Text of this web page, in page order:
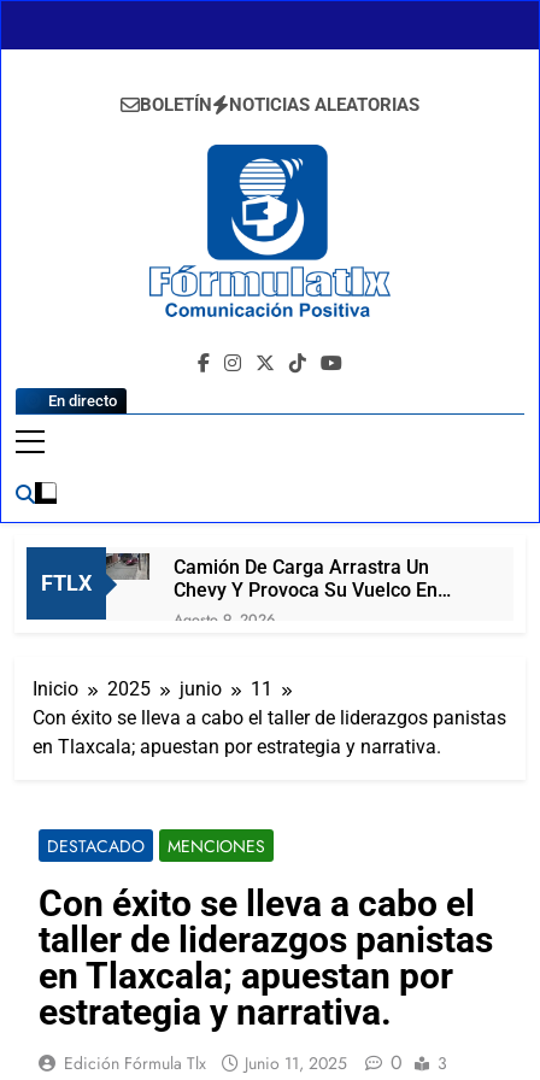
BOLETÍN NOTICIAS ALEATORIAS
En directo
FormulaTlx
Comunicación Positiva
FTLX
Camión De Carga Arrastra Un
Chevy Y Provoca Su Vuelco En
Michoacán
Agosto 9, 2026
policía para detenerla
Agosto 9, 2026
Captan a vandalos pintando
postes de alumbrado público en
carrera de las carcachas en
Huamantla
Agosto 9, 2026
Con las y los jóvenes defendemos
la soberanía y construimos el futuro
de México: Ana Lilia Rivera
Agosto 9, 2026
Resalta Ana Lucía Arce aprobación
de cuenta pública 2025 de SPM;
observaciones serán subsanadas
Agosto 8, 2026
y se convierte en foca aplaudidora
Inicio 2025 junio
11
Con éxito se lleva a cabo el taller de liderazgos panistas
en Tlaxcala; apuestan por estrategia y narrativa.
DESTACADO MENCIONES
Con éxito se lleva a cabo el
taller de liderazgos panistas
en Tlaxcala; apuestan por
estrategia y narrativa.
Edición Fórmula Tlx Junio 11, 2025 0
3